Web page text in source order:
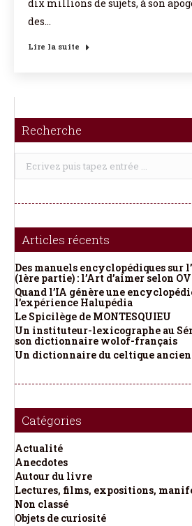
dix millions de sujets, à son
des…
Lire la suite
Recherche
Recherche
Articles récents
Des manuels encyclopédiques sur
(1ère partie) : l’Art d’aimer selon
Quand l’IA génère une
l’expérience Halupédia
Le Spicilège de MONTESQUIEU
Un instituteur-lexicographe au
son dictionnaire wolof-français
Un dictionnaire du celtique ancien
Catégories
Actualité
Anecdotes
Autour du livre
Lectures, films, expositions,
Non classé
Objets de curiosité